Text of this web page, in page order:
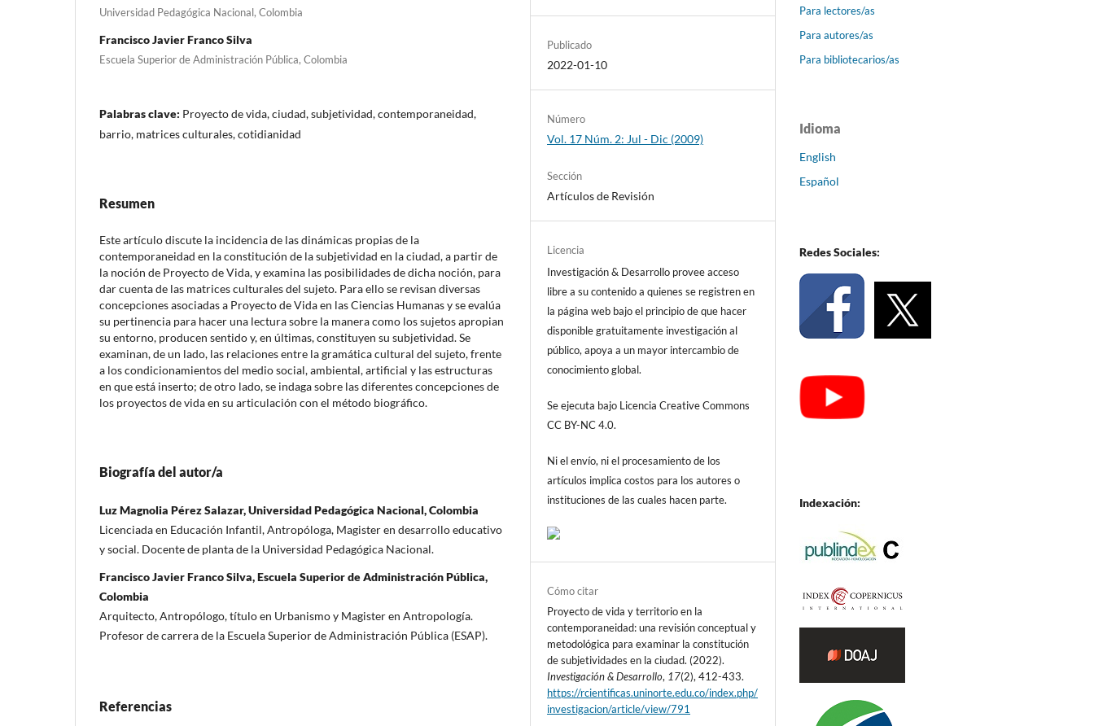
Universidad Pedagógica Nacional, Colombia
Francisco Javier Franco Silva
Escuela Superior de Administración Pública, Colombia
Palabras clave: Proyecto de vida, ciudad, subjetividad, contemporaneidad,
barrio, matrices culturales, cotidianidad
Resumen
Este artículo discute la incidencia de las dinámicas propias de la
contemporaneidad en la constitución de la subjetividad en la ciudad, a partir de
la noción de Proyecto de Vida, y examina las posibilidades de dicha noción, para
dar cuenta de las matrices culturales del sujeto. Para ello se revisan diversas
concepciones asociadas a Proyecto de Vida en las Ciencias Humanas y se evalúa
su pertinencia para hacer una lectura sobre la manera como los sujetos apropian
su entorno, producen sentido y, en últimas, constituyen su subjetividad. Se
examinan, de un lado, las relaciones entre la gramática cultural del sujeto, frente
a los condicionamientos del medio social, ambiental, artificial y las estructuras
en que está inserto; de otro lado, se indaga sobre las diferentes concepciones de
los proyectos de vida en su articulación con el método biográfico.
Biografía del autor/a
Luz Magnolia Pérez Salazar, Universidad Pedagógica Nacional, Colombia
Licenciada en Educación Infantil, Antropóloga, Magister en desarrollo educativo
y social. Docente de planta de la Universidad Pedagógica Nacional.
Francisco Javier Franco Silva, Escuela Superior de Administración Pública,
Colombia
Arquitecto, Antropólogo, título en Urbanismo y Magister en Antropología.
Profesor de carrera de la Escuela Superior de Administración Pública (ESAP).
Referencias
Publicado
2022-01-10
Número
Vol. 17 Núm. 2: Jul - Dic (2009)
Sección
Artículos de Revisión
Licencia
Investigación & Desarrollo provee acceso
libre a su contenido a quienes se registren en
la página web bajo el principio de que hacer
disponible gratuitamente investigación al
público, apoya a un mayor intercambio de
conocimiento global.
Se ejecuta bajo Licencia Creative Commons
CC BY-NC 4.0.
Ni el envío, ni el procesamiento de los
artículos implica costos para los autores o
instituciones de las cuales hacen parte.
Cómo citar
Proyecto de vida y territorio en la
contemporaneidad: una revisión conceptual y
metodológica para examinar la constitución
de subjetividades en la ciudad. (2022).
Investigación & Desarrollo, 17(2), 412-433.
https://rcientificas.uninorte.edu.co/index.php/
investigacion/article/view/791
Para lectores/as
Para autores/as
Para bibliotecarios/as
Idioma
English
Español
Redes Sociales:
Indexación: